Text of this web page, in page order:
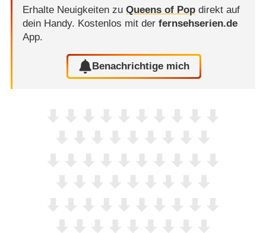
Erhalte Neuigkeiten zu Queens of Popdirekt auf
dein Handy. Kostenlos mit der fernsehserien.de
App.
Benachrichtige mich